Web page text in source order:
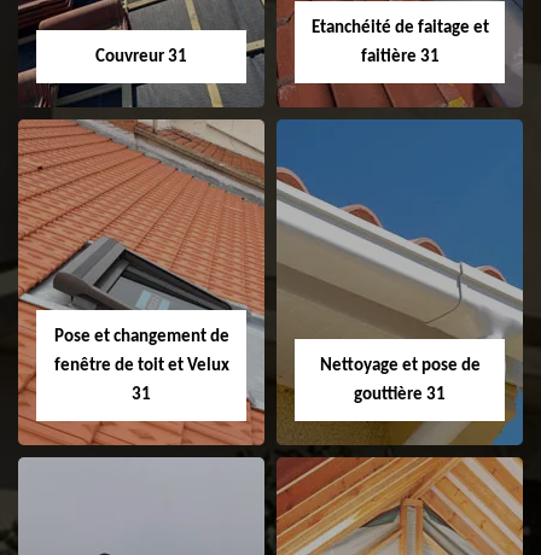
Couvreur 31
Couvreur 31
Etanchéité de faitage et
faitière 31
Etanchéité de
faitage et faitière
31
Pose et changement de
fenêtre de toit et Velux
31
Nettoyage et pose de
gouttière 31